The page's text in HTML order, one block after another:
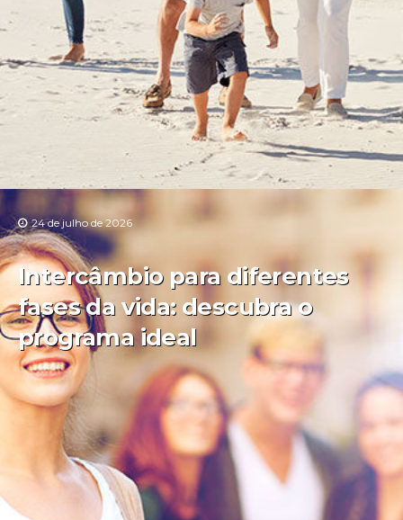
24 de julho de 2026
Intercâmbio para diferentes
fases da vida: descubra o
programa ideal